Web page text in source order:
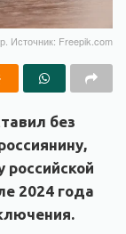
Источник: Freepik.com
без
2024 года